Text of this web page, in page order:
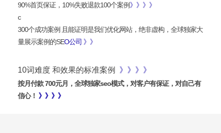
90%首页保证，10%失败退款100个案例》》》》
c
300个成功案例 且能证明是我们优化网站，绝非虚构，全球独家大
量展示案例的SEO公司 》》
10词难度 和效果的标准案例 》》》》
按月付款 700元月，全球独家seo模式，对客户有保证，对自己有
信心！ 》》》》